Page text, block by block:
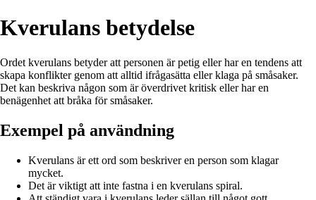
Kverulans betydelse
Ordet kverulans betyder att personen är petig eller har en tendens att
skapa konflikter genom att alltid ifrågasätta eller klaga på småsaker.
Det kan beskriva någon som är överdrivet kritisk eller har en
benägenhet att bråka för småsaker.
Exempel på användning
Kverulans är ett ord som beskriver en person som klagar
mycket.
Det är viktigt att inte fastna i en kverulans spiral.